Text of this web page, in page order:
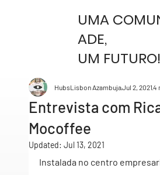
UMA
ADE,
UM FUTURO!
Entrevista com
Mocoffee
HubsLisbon AzambujaJul 2, 20214
Updated: Jul 13, 2021
Instalada no centro